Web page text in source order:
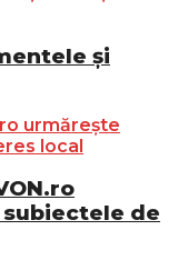
și
de